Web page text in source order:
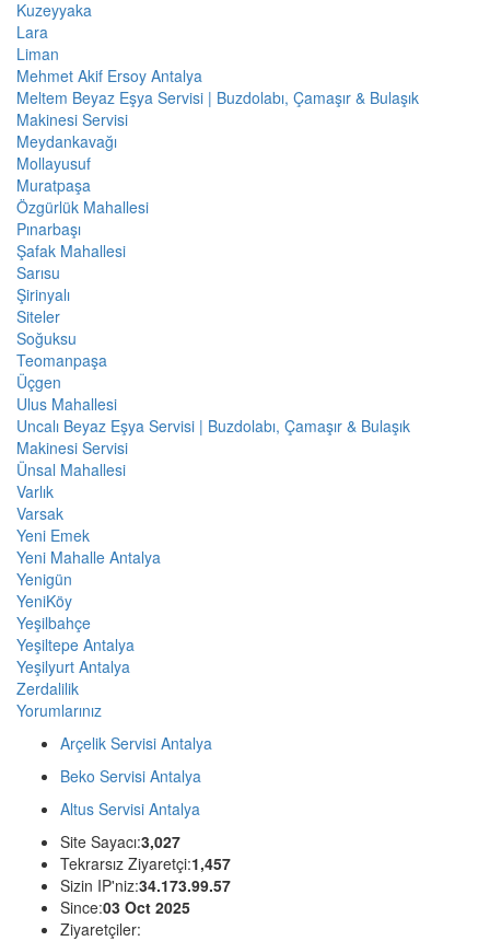
Kuzeyyaka
Lara
Liman
Mehmet Akif Ersoy Antalya
Meltem Beyaz Eşya Servisi | Buzdolabı, Çamaşır & Bulaşık
Makinesi Servisi
Meydankavağı
Mollayusuf
Muratpaşa
Özgürlük Mahallesi
Pınarbaşı
Şafak Mahallesi
Sarısu
Şirinyalı
Siteler
Soğuksu
Teomanpaşa
Üçgen
Ulus Mahallesi
Uncalı Beyaz Eşya Servisi | Buzdolabı, Çamaşır & Bulaşık
Makinesi Servisi
Ünsal Mahallesi
Varlık
Varsak
Yeni Emek
Yeni Mahalle Antalya
Yenigün
YeniKöy
Yeşilbahçe
Yeşiltepe Antalya
Yeşilyurt Antalya
Zerdalilik
Yorumlarınız
Arçelik Servisi Antalya
Beko Servisi Antalya
Altus Servisi Antalya
Site Sayacı:3,027
Tekrarsız Ziyaretçi:1,457
Sizin IP'niz:34.173.99.57
Since:03 Oct 2025
Ziyaretçiler: